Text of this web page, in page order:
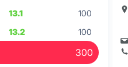
13.1
100
13.2
100
300